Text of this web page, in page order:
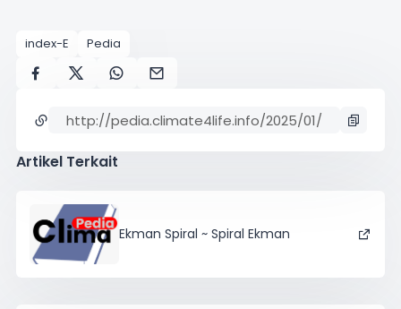
index-E Pedia
Artikel Terkait
Ekman Spiral ~ Spiral Ekman